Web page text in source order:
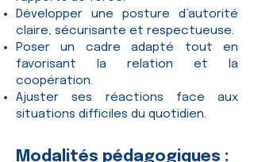
Développer une posture d’autorité
claire, sécurisante et respectueuse.
Poser un cadre adapté tout en
favorisant la relation et la
coopération.
Ajuster ses réactions face aux
situations difficiles du quotidien.
Modalités pédagogiques :